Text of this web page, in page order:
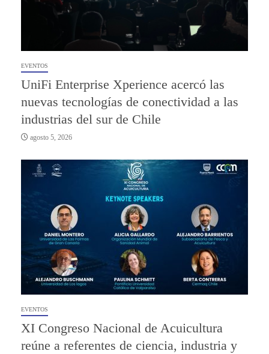
EVENTOS
UniFi Enterprise Xperience acercó las
nuevas tecnologías de conectividad a las
industrias del sur de Chile
agosto 5, 2026
EVENTOS
XI Congreso Nacional de Acuicultura
reúne a referentes de ciencia, industria y